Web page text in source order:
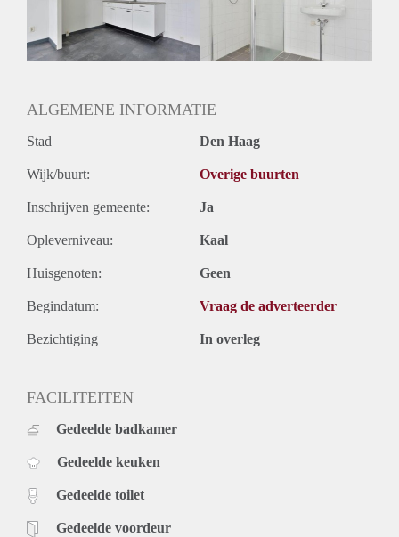
ALGEMENE INFORMATIE
Stad Den Haag
Wijk/buurt: Overige buurten
Inschrijven gemeente: Ja
Opleverniveau: Kaal
Huisgenoten: Geen
Begindatum: Vraag de adverteerder
Bezichtiging In overleg
FACILITEITEN
Gedeelde badkamer
Gedeelde keuken
Gedeelde toilet
Gedeelde voordeur